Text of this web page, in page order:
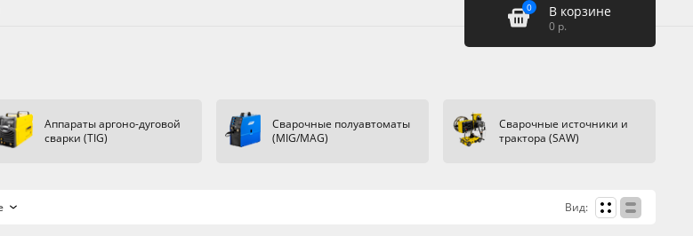
0 В корзине
0 р.
Аппараты аргоно-дуговой
сварки (TIG)
Сварочные полуавтоматы
(MIG/MAG)
Сварочные источники и
трактора (SAW)
Вид: